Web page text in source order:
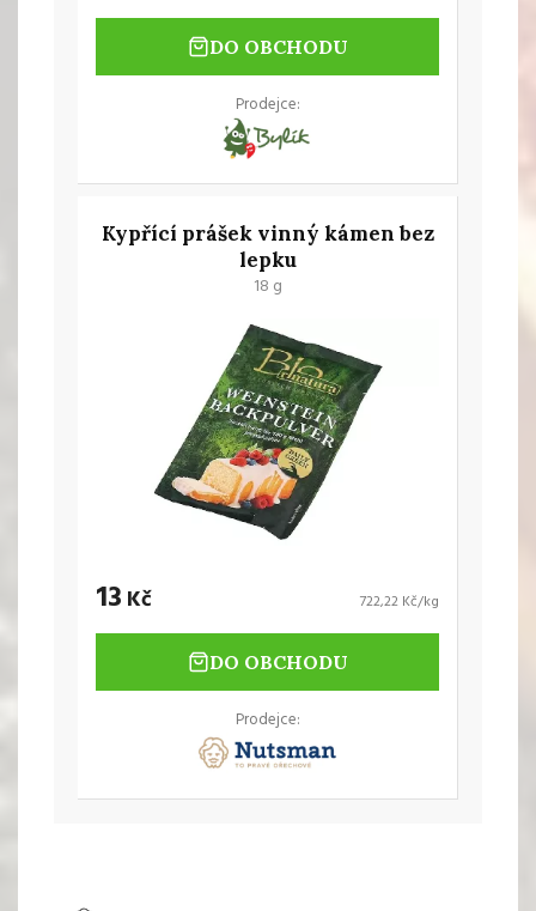
DO OBCHODU
Prodejce:
Kypřící prášek vinný kámen bez
lepku
18 g
13Kč 722,22 Kč/kg
DO OBCHODU
Prodejce: